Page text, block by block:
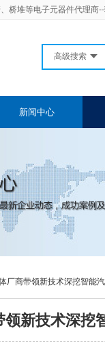
桥堆等电子元器件代理商
高级搜索
新闻中心
厂商带领新技术深挖智能
领新技术深挖